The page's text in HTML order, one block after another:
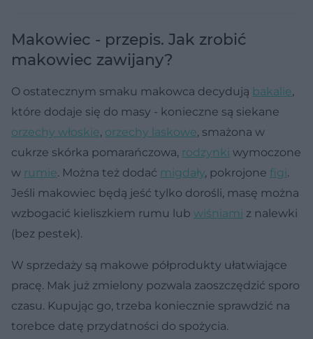
Makowiec - przepis. Jak zrobić
makowiec zawijany?
O ostatecznym smaku makowca decydują bakalie,
które dodaje się do masy - konieczne są siekane
orzechy włoskie, orzechy laskowe, smażona w
cukrze skórka pomarańczowa, rodzynki wymoczone
w rumie. Można też dodać migdały, pokrojone figi.
Jeśli makowiec będą jeść tylko dorośli, masę można
wzbogacić kieliszkiem rumu lub wiśniami z nalewki
(bez pestek).
W sprzedaży są makowe półprodukty ułatwiające
pracę. Mak już zmielony pozwala zaoszczędzić sporo
czasu. Kupując go, trzeba koniecznie sprawdzić na
torebce datę przydatności do spożycia.